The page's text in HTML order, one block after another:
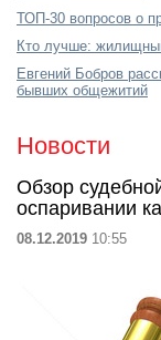
ТОП-30 вопросов о
Кто лучше:
Евгений Бобров
бывших общежитий
Новости
Обзор
оспаривании
08.12.2019 10:55